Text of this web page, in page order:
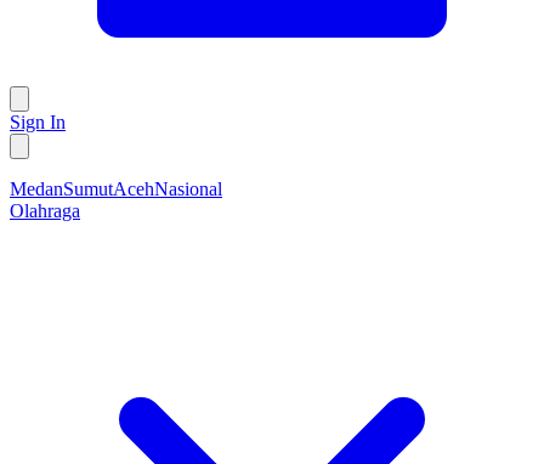
Sign In
MedanSumutAcehNasional
Olahraga